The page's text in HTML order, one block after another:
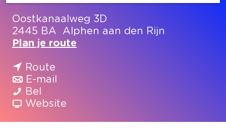
Oostkanaalweg 3D
2445 BA
Alphen aan den Rijn
Plan je route
Route
r
E-mail
a
Bel
r
Website